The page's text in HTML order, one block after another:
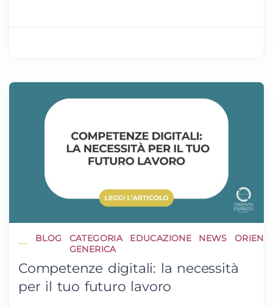
BLOG
CATEGORIA
GENERICA
EDUCAZIONE NEWS
Competenze digitali: la necessità
per il tuo futuro lavoro